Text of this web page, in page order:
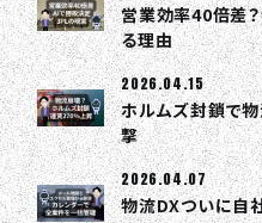
営業効率40倍差
る理由
2026.04.15
ホルムズ封鎖で
撃
2026.04.07
物流DXついに自